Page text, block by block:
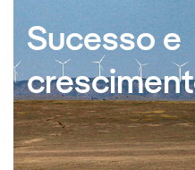
Sucesso e